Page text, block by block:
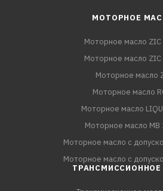
МОТОРНОЕ
Моторное масло
Моторное масло
Моторное масло
Моторное масло
Моторное масло
Моторное масло MB
Моторное масло с
Моторное масло с